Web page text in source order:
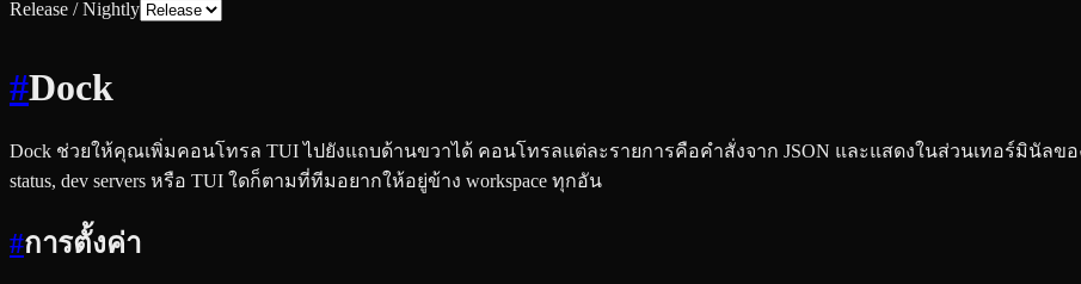
Release / Nightly
#Dock
Dock ช่วยให้คุณเพิ่มคอนโทรล TUI ไปยังแถบด้านขวาได้ คอนโทรลแต่ละรายการคือคำสั่งจาก JSON และแสดงในส่วนเทอร์มินัลของตั
status, dev servers หรือ TUI ใดก็ตามที่ทีมอยากให้อยู่ข้าง workspace ทุกอัน
#การตั้งค่า